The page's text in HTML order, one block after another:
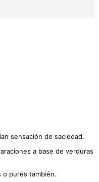
sensación de saciedad.
a base de verduras
o purés también.